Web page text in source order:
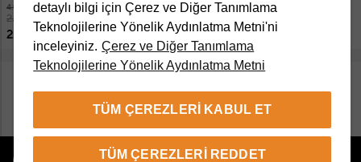
4.999 TL
2.799 TL
2.649 TL
4.999 TL
3.299 TL
2.899 TL
DAHA FAZLA ÜRÜN GÖSTER
detaylı bilgi için Çerez ve Diğer Tanımlama
Teknolojilerine Yönelik Aydınlatma Metni'ni
inceleyiniz. Çerez ve Diğer Tanımlama
Teknolojilerine Yönelik Aydınlatma Metni
TÜM ÇEREZLERI KABUL ET
TÜM ÇEREZLERI REDDET